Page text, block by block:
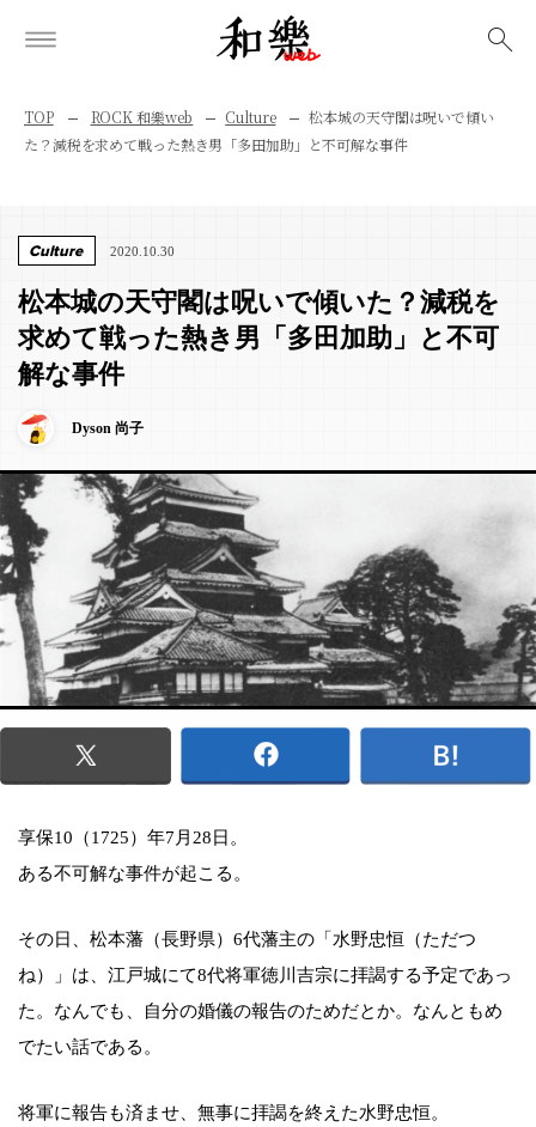
TOP ROCK 和樂web Culture
松本城の天守閣は呪いで傾い
た？減税を求めて戦った熱き男「多田加助」と不可解な事件
Culture 2020.10.30
松本城の天守閣は呪いで傾いた？減税を
求めて戦った熱き男「多田加助」と不可
解な事件
Dyson 尚子
享保10（1725）年7月28日。
ある不可解な事件が起こる。
その日、松本藩（長野県）6代藩主の「水野忠恒（ただつ
ね）」は、江戸城にて8代将軍徳川吉宗に拝謁する予定であっ
た。なんでも、自分の婚儀の報告のためだとか。なんともめ
でたい話である。
将軍に報告も済ませ、無事に拝謁を終えた水野忠恒。